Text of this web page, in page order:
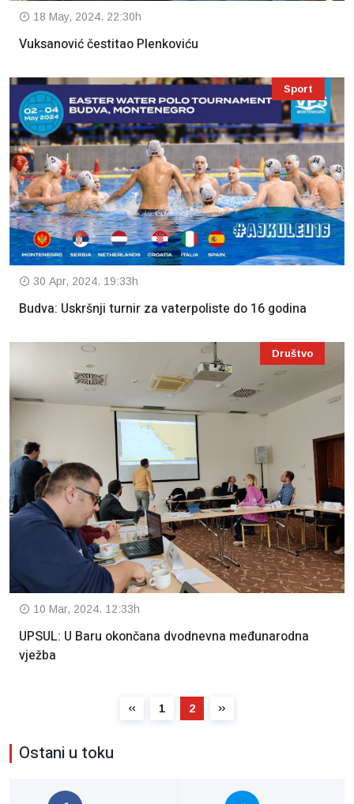
18 May, 2024. 22:30h
Vuksanović čestitao Plenkoviću
Sport
30 Apr, 2024. 19:33h
Budva: Uskršnji turnir za vaterpoliste do 16 godina
Društvo
10 Mar, 2024. 12:33h
UPSUL: U Baru okončana dvodnevna međunarodna
vježba
1 2
Ostani u toku